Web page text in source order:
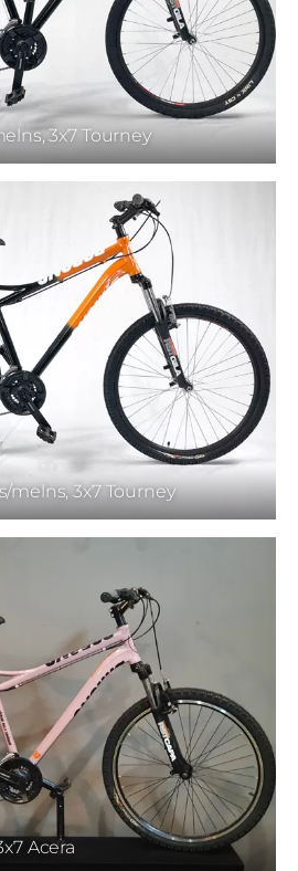
3x7 Tourney
melns, 3x7 Tourney
Acera